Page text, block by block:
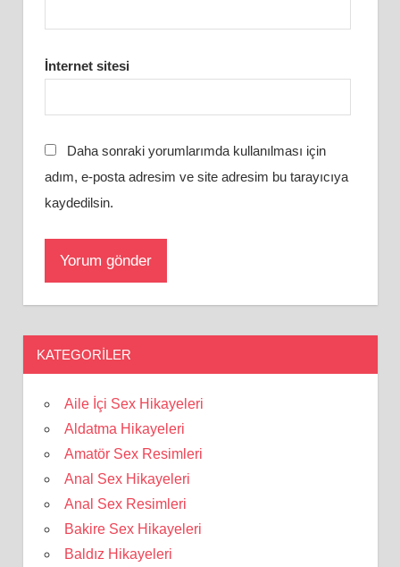
İnternet sitesi
Daha sonraki yorumlarımda kullanılması için
adım, e-posta adresim ve site adresim bu tarayıcıya
kaydedilsin.
KATEGORILER
Aile İçi Sex Hikayeleri
Aldatma Hikayeleri
Amatör Sex Resimleri
Anal Sex Hikayeleri
Anal Sex Resimleri
Bakire Sex Hikayeleri
Baldız Hikayeleri